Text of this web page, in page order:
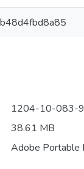
1204-10-083-
38.61 MB
Adobe Portable